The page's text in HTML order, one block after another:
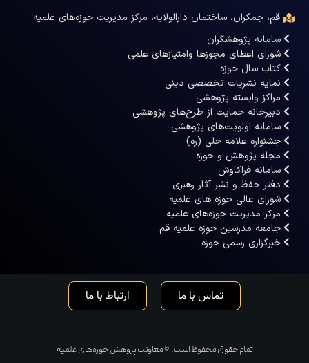
قم، جمکران، ساختمان دارالولایه، مرکز مدیریت حوزه‌های علمیه
سامانه پژوهشگران
شورای اعطای مجوزها وامتیازهای علمی
کتاب سال حوزه
نمایه نشریات تخصصی دینی
مراکز وابسته پژوهشی
دبیرخانه حمایت از طرح‌های پژوهشی
سامانه اولویت‌های پژوهشی
جشنواره علامه حلی (ره)
مجله پژوهش و حوزه
سامانه فراکاوش
دفتر حفظ و نشر آثار رهبری
شورای عالی حوزه های علمیه
مرکز مدیریت حوزه‌های علمیه
جامعه مدرسین حوزه علمیه قم
خبرگزاری رسمی حوزه
تمام حقوق محفوظ است. © معاونت پژوهش حوزه‌های علمیه
تماس با ما ارتباط با ما